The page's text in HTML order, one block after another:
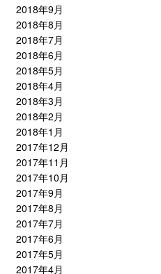
2018年9月
2018年8月
2018年7月
2018年6月
2018年5月
2018年4月
2018年3月
2018年2月
2018年1月
2017年12月
2017年11月
2017年10月
2017年9月
2017年8月
2017年7月
2017年6月
2017年5月
2017年4月